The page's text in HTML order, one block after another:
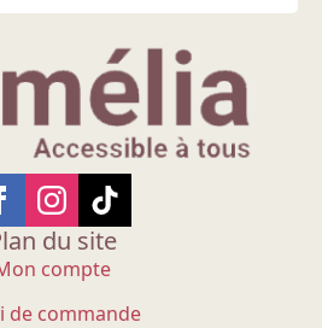
du site
compte
de commande